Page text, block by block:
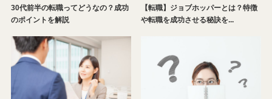
30代前半の転職ってどうなの？成功
のポイントを解説
【転職】ジョブホッパーとは？特徴
や転職を成功させる秘訣を...